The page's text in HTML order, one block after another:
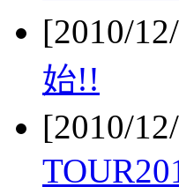
[2010/
始!!
[2010/